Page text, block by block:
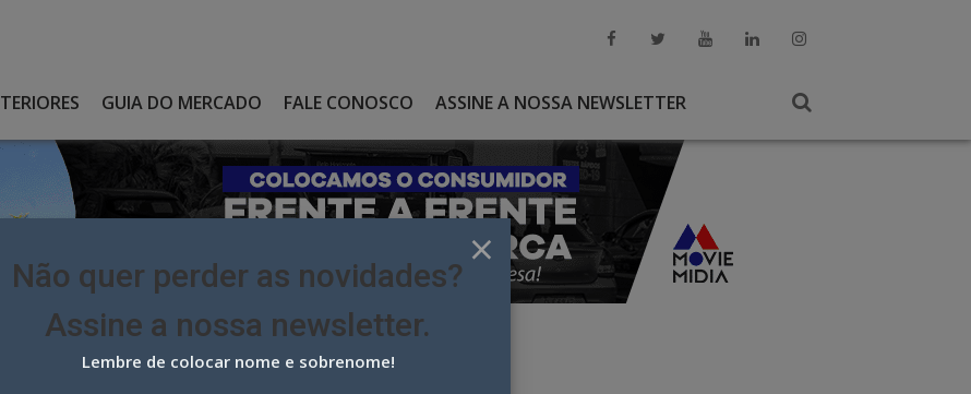
GUIA DO MERCADO FALE CONOSCO ASSINE A NOSSA NEWSLETTER
CONTA DIGITAL NA AGÊNCIA IN.PACTO
×
Não quer perder as novidades?
Assine a nossa newsletter.
Lembre de colocar nome e sobrenome!